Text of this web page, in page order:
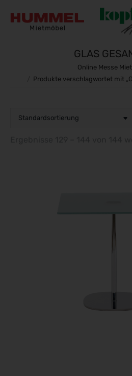
GLAS
Sie befinden sich hier:Online Messe
Produkte verschlagwortet mit